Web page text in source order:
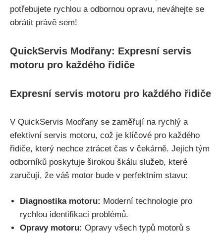
potřebujete rychlou a odbornou opravu, ⁤neváhejte se
obrátit právě ‌sem!
QuickServis Modřany: Expresní servis
⁤motoru pro ⁤každého⁣ řidiče
Expresní servis ⁣motoru pro každého řidiče
V QuickServis Modřany ⁢se zaměřují na rychlý​ a
⁤efektivní servis motoru, ⁣což‍ je klíčové pro každého
‍řidiče, který nechce ztrácet‍ čas v‍ čekárně. Jejich tým
odborníků poskytuje širokou škálu služeb, které
zaručují,⁣ že váš motor bude v perfektním stavu:
Diagnostika motoru: Moderní technologie pro⁣
rychlou identifikaci problémů.
Opravy motoru: Opravy všech typů motorů s